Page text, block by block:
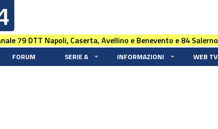
79 DTT Napoli, Caserta, Avellino e Benevento e 84 Salerno
FORUM SERIE A INFORMAZIONI WEB TV